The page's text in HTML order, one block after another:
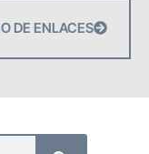
DE ENLACES